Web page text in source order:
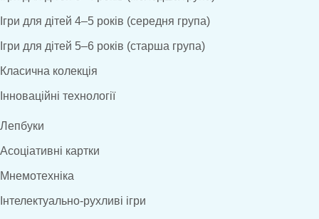
Ігри для дітей 4–5 років (середня група)
Ігри для дітей 5–6 років (старша група)
Класична колекція
Інноваційні технології
Лепбуки
Асоціативні картки
Мнемотехніка
Інтелектуально-рухливі ігри